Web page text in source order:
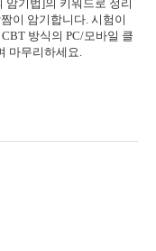
암기법]의 키워드로 정리
이 암기합니다. 시험이
방식의 PC/모바일 클
마무리하세요.